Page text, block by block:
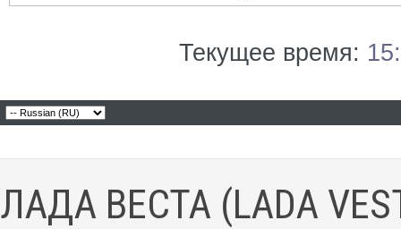
Текущее время:
ЛАДА ВЕСТА (LADA